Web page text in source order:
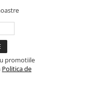
promotiile
Politica de